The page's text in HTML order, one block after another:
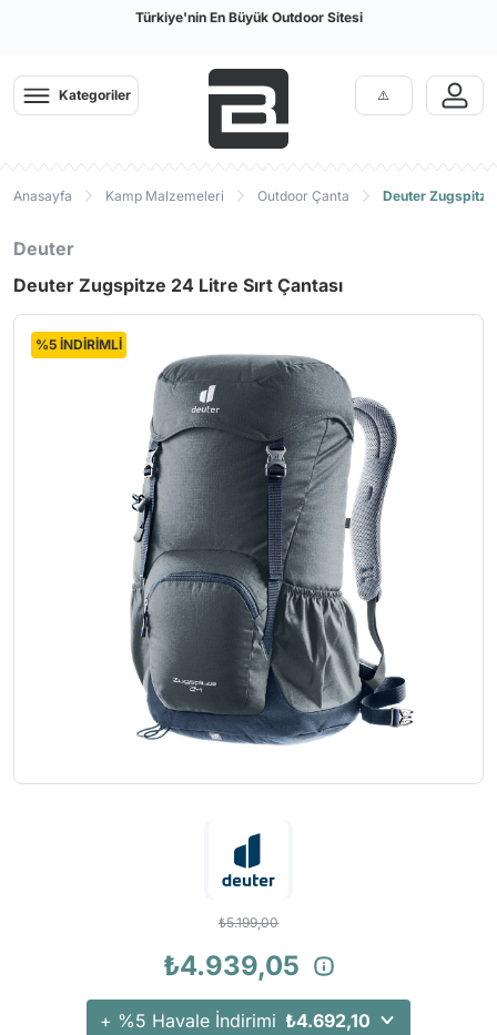
Türkiye'nin En Büyük Outdoor Sitesi
Kategoriler
Anasayfa Kamp Malzemeleri Outdoor Çanta Deuter Zugspitze
Deuter
Deuter Zugspitze 24 Litre Sırt Çantası
%5 İNDİRİMLİ
₺5.199,00
₺4.939,05
+ %5 Havale İndirimi ₺4.692,10